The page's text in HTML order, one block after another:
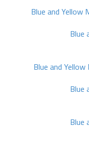
Blue and Yellow
Blue
Blue and
Blue
Blue